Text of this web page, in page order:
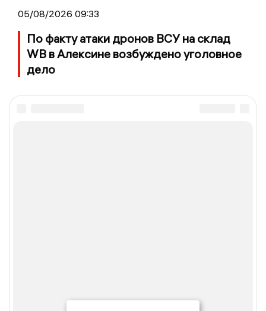
05/08/2026 09:33
По факту атаки дронов ВСУ на склад
WB в Алексине возбуждено уголовное
дело